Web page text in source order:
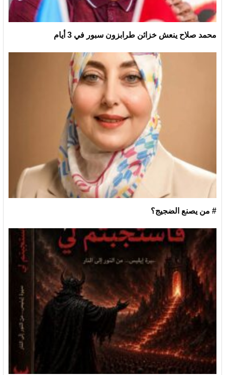
محمد صلاح ينعش خزائن طرابزون سبور في 3 أيام
# من يصنع الضجيج؟